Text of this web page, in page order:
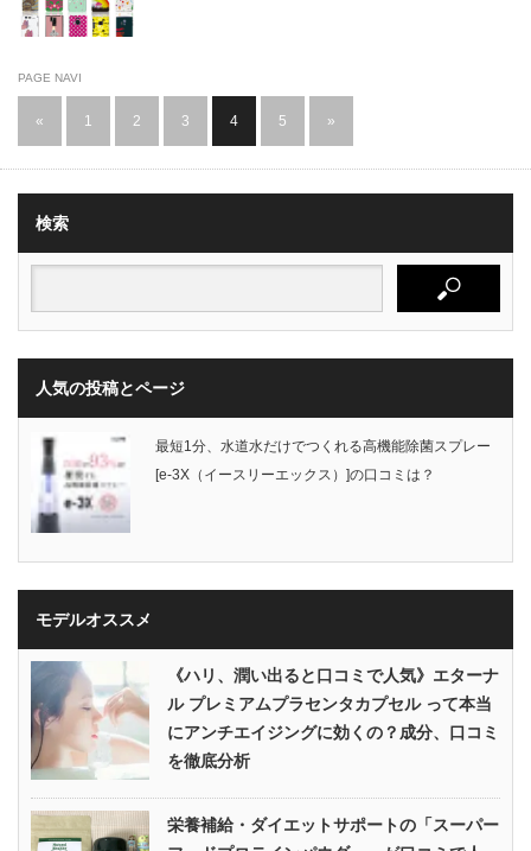
PAGE NAVI
« 1 2 3 4 5 »
検索
人気の投稿とページ
最短1分、水道水だけでつくれる高機能除菌スプレー
[e-3X（イースリーエックス）]の口コミは？
モデルオススメ
《ハリ、潤い出ると口コミで人気》エターナ
ル プレミアムプラセンタカプセル って本当
にアンチエイジングに効くの？成分、口コミ
を徹底分析
栄養補給・ダイエットサポートの「スーパー